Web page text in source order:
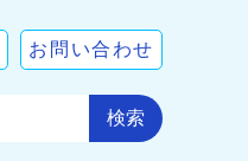
お問い合わせ
検索